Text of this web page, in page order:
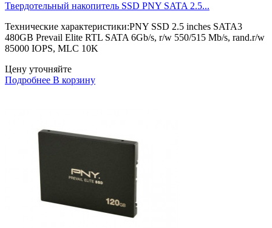
Твердотельный накопитель SSD PNY SATA 2.5...
Технические характеристики:PNY SSD 2.5 inches SATA3
480GB Prevail Elite RTL SATA 6Gb/s, r/w 550/515 Mb/s, rand.r/w
85000 IOPS, MLC 10K
Цену уточняйте
Подробнее В корзину